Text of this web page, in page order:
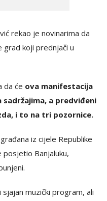
rekao je novinarima da
grad koji prednjači u
da će ova manifestacija
a predviđeni
i to na tri pozornice.
iz cijele Republike
posjetio Banjaluku,
muzički program, ali